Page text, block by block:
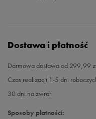
Dostawa i płatność
Darmowa dostawa od 299,99
Czas realizacji 1-5 dni
30 dni na zwrot
Sposoby płatności: